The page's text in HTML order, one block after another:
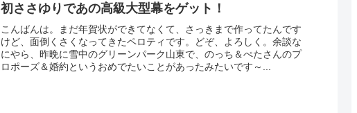
初ささゆりであの高級大型幕をゲット！
こんばんは。まだ年賀状ができてなくて、さっきまで作ってたんです
けど、面倒くさくなってきたペロティです。どぞ、よろしく。余談な
にやら、昨晩に雪中のグリーンパーク山東で、のっち＆ぺたさんのプ
ロポーズ＆婚約というおめでたいことがあったみたいです～...